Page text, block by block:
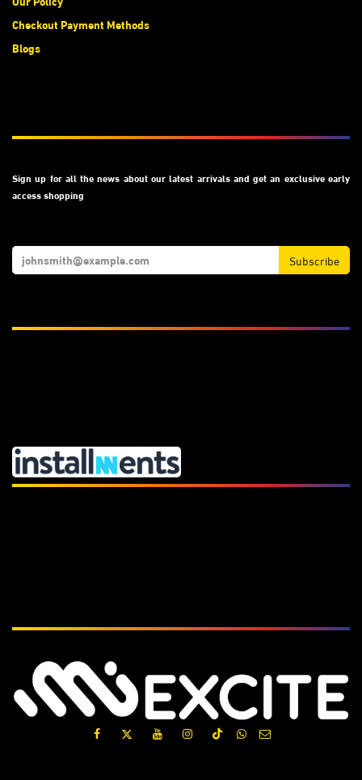
Sign up for all the news about our latest arrivals and get an exclusive early
access shopping
Subscribe
Checkout Payment Methods
Blogs